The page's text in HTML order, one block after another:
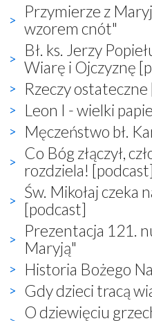
Przymierze z
wzorem cnót"
Bł. ks. Jerzy
Wiarę i Ojczyznę
Rzeczy
Leon I - wielki
Męczeństwo bł.
Co Bóg złączył,
rozdziela! [podcast]
Św. Mikołaj czeka
[podcast]
Prezentacja 121.
Maryją"
Historia Bożego
Gdy dzieci tracą
O dziewięciu